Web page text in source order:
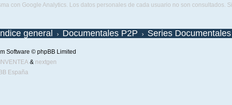
con Google Analytics. Los datos personales de cada usuario no son consultados.
general Documentales P2P Series Documentales
Software © phpBB Limited
INVENTEA& nextgen
España